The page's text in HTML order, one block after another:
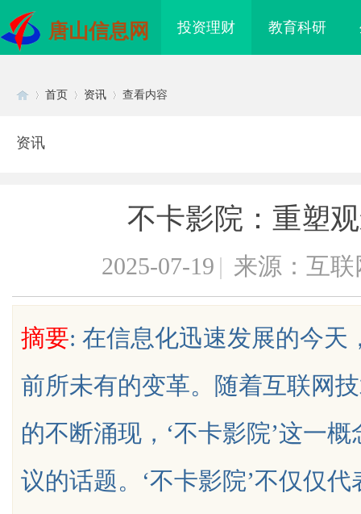
唐山信息网 投资理财 教育科研
uz
首页 资讯 查看内容
资讯
不卡影院：重塑
2025-07-19 | 来源：互联
摘要: 在信息化迅速发展的今天
前所未有的变革。随着互联网
的不断涌现，‘不卡影院’这一
议的话题。‘不卡影院’不仅仅